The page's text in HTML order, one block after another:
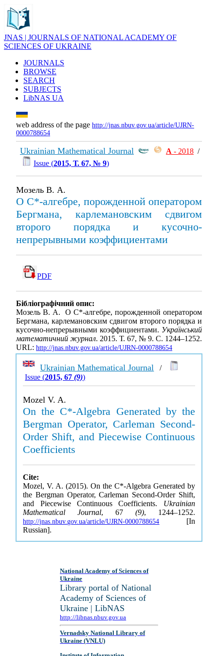
JNAS | JOURNALS OF NATIONAL ACADEMY OF
SCIENCES OF UKRAINE
JOURNALS
BROWSE
SEARCH
SUBJECTS
LibNAS UA
web address of the page http://jnas.nbuv.gov.ua/article/UJRN-
0000788654
Ukrainian Mathematical Journal А - 2018 /
Issue (2015, Т. 67, № 9)
Мозель В. А.
О C*-алгебре, порожденной оператором
Бергмана, карлемановским сдвигом
второго порядка и кусочно-
непрерывными коэффициентами
PDF
Бібліографічний опис:
Мозель В. А. О C*-алгебре, порожденной оператором
Бергмана, карлемановским сдвигом второго порядка и
кусочно-непрерывными коэффициентами. Український
математичний журнал. 2015. Т. 67, № 9. С. 1244–1252.
URL: http://jnas.nbuv.gov.ua/article/UJRN-0000788654
Ukrainian Mathematical Journal /
Issue (2015, 67(9))
Mozel V. A.
On the C*-Algebra Generated by the
Bergman Operator, Carleman Second-
Order Shift, and Piecewise Continuous
Coefficients
Cite:
Mozel, V. A. (2015). On the C*-Algebra Generated by
the Bergman Operator, Carleman Second-Order Shift,
and Piecewise Continuous Coefficients. Ukrainian
Mathematical Journal, 67 (9), 1244–1252.
http://jnas.nbuv.gov.ua/article/UJRN-0000788654 [In
Russian].
National Academy of Sciences of
Ukraine
Library portal of National
Academy of Sciences of
Ukraine | LibNAS
http://libnas.nbuv.gov.ua
Vernadsky National Library of
Ukraine (VNLU)